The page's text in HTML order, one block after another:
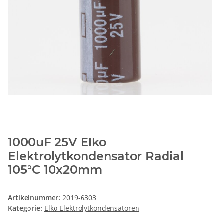
1000uF 25V Elko
Elektrolytkondensator Radial
105°C 10x20mm
Artikelnummer: 2019-6303
Kategorie: Elko Elektrolytkondensatoren